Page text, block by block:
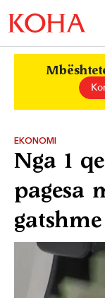
EKONOMI
Nga 1
pagesa